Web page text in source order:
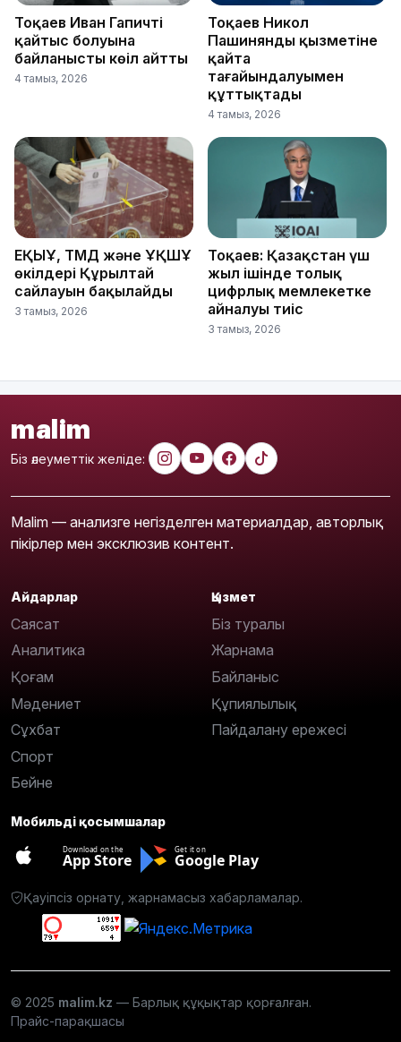
Тоқаев Иван Гапичтің
қайтыс болуына
байланысты көңіл айтты
4 тамыз, 2026
Тоқаев Никол
Пашинянды қызметіне
қайта
тағайындалуымен
құттықтады
4 тамыз, 2026
ЕҚЫҰ, ТМД және ҰҚШҰ
өкілдері Құрылтай
сайлауын бақылайды
3 тамыз, 2026
Тоқаев: Қазақстан үш
жыл ішінде толық
цифрлық мемлекетке
айналуы тиіс
3 тамыз, 2026
malim
Біз әлеуметтік желіде:
Malim — анализге негізделген материалдар, авторлық
пікірлер мен эксклюзив контент.
Айдарлар
Саясат
Аналитика
Қоғам
Мәдениет
Сұхбат
Спорт
Бейне
Қызмет
Біз туралы
Жарнама
Байланыс
Құпиялылық
Пайдалану ережесі
Мобильді қосымшалар
Download on the
App Store
Get it on
Google Play
Қауіпсіз орнату, жарнамасыз хабарламалар.
© 2025 malim.kz — Барлық құқықтар қорғалған.
Прайс-парақшасы